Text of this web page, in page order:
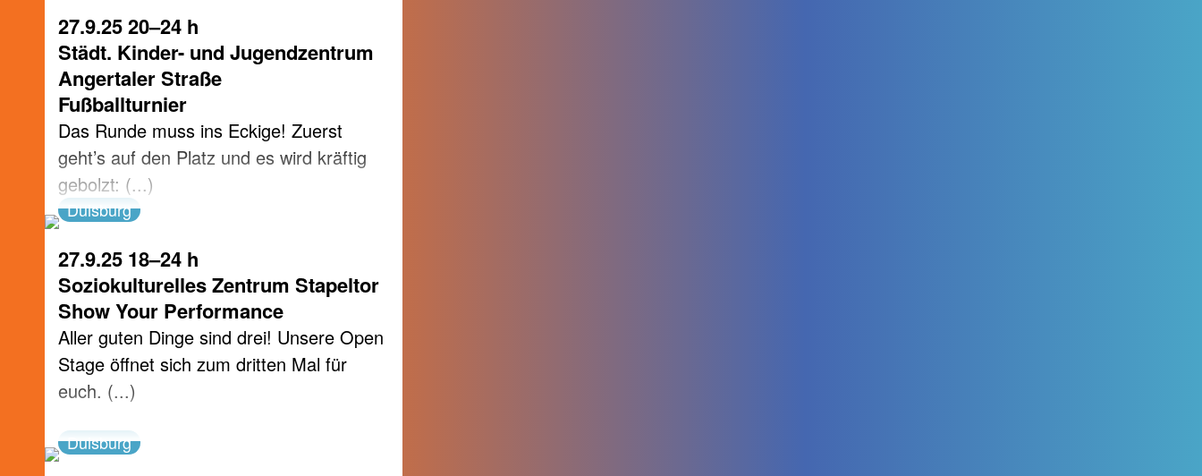
27.9.25 20–24 h
Städt. Kinder- und Jugendzentrum
Angertaler Straße
Fußballturnier
Das Runde muss ins Eckige! Zuerst
geht’s auf den Platz und es wird kräftig
gebolzt: (...)
Duisburg
27.9.25 18–24 h
Soziokulturelles Zentrum Stapeltor
Show Your Performance
Aller guten Dinge sind drei! Unsere Open
Stage öffnet sich zum dritten Mal für
euch. (...)
Duisburg